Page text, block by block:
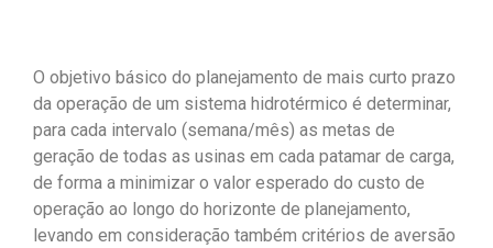
O objetivo básico do planejamento de mais curto prazo
da operação de um sistema hidrotérmico é determinar,
para cada intervalo (semana/mês) as metas de
geração de todas as usinas em cada patamar de carga,
de forma a minimizar o valor esperado do custo de
operação ao longo do horizonte de planejamento,
levando em consideração também critérios de aversão